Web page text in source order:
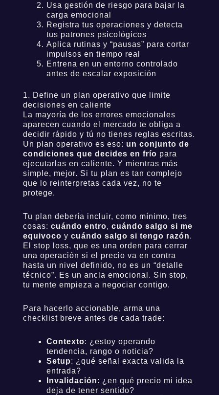
Usa gestión de riesgo para bajar la
carga emocional
Registra tus operaciones y detecta
tus patrones psicológicos
Aplica rutinas y “pausas” para cortar
impulsos en tiempo real
Entrena en un entorno controlado
antes de escalar exposición
1. Define un plan operativo que limite
decisiones en caliente
La mayoría de los errores emocionales
aparecen cuando el mercado te obliga a
decidir rápido y tú no tienes reglas escritas.
Un plan operativo es eso: un conjunto de
condiciones que decides en frío para
ejecutarlas en caliente. Y mientras más
simple, mejor. Si tu plan es tan complejo
que lo reinterpretas cada vez, no te
protege.
Tu plan debería incluir, como mínimo, tres
cosas: cuándo entro, cuándo salgo si me
equivoco y cuándo salgo si tengo razón.
El stop loss, que es una orden para cerrar
una operación si el precio va en contra
hasta un nivel definido, no es un “detalle
técnico”. Es un ancla emocional. Sin stop,
tu mente empieza a negociar contigo.
Para hacerlo accionable, arma una
checklist breve antes de cada trade:
Contexto: ¿estoy operando
tendencia, rango o noticia?
Setup: ¿qué señal exacta valida la
entrada?
Invalidación: ¿en qué precio mi idea
deja de tener sentido?